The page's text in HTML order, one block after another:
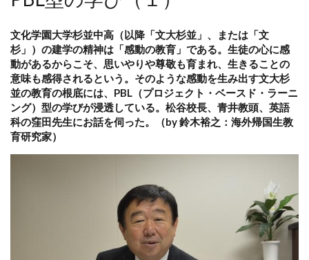
文化学園大学杉並中高（以降「文大杉並」、または「文
杉」）の建学の精神は「感動の教育」である。生徒の心に感
動があるからこそ、思いやりや尊敬も育まれ、生きることの
意味も感得されるという。そのような感動を生み出す文大杉
並の教育の根底には、PBL（プロジェクト・ベースド・ラーニ
ング）型の学びが浸透している。松谷校長、青井教頭、英語
科の窪田先生にお話を伺った。（by 鈴木裕之：海外帰国生教
育研究家）